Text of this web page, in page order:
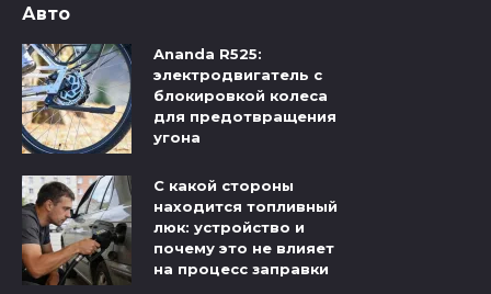
Авто
Ananda R525:
электродвигатель с
блокировкой колеса
для предотвращения
угона
С какой стороны
находится топливный
люк: устройство и
почему это не влияет
на процесс заправки